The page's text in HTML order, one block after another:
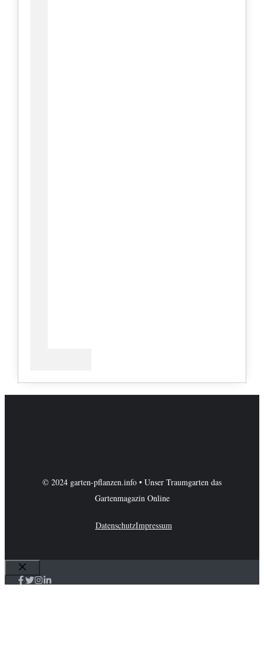
© 2024 garten-pflanzen.info • Unser Traumgarten das
Gartenmagazin Online
DatenschutzImpressum
Schließen